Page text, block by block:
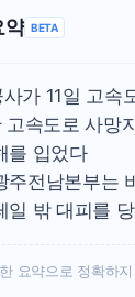
약 BETA
가 11일 고속
고속도로 사망
를 입었다
주전남본부는
일 밖 대피를
요약으로 정확하